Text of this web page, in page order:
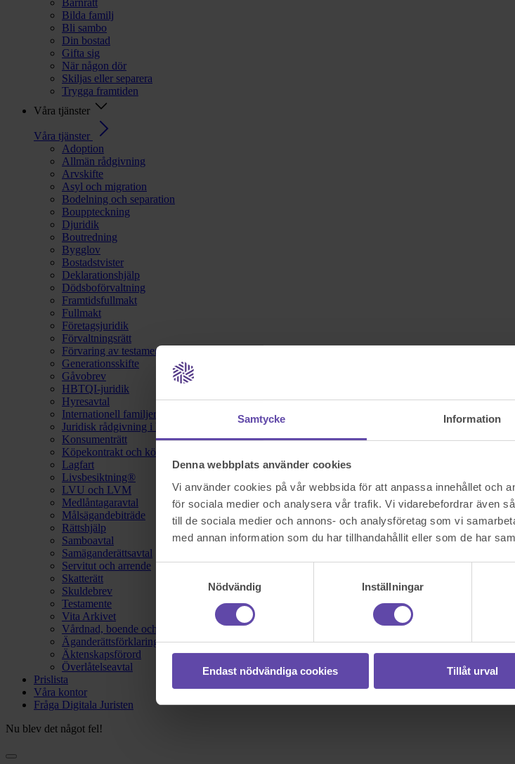
Samtycke Information
Denna webbplats använder cookies
Vi använder cookies på vår webbsida för att anpassa innehållet och
för sociala medier och analysera vår trafik. Vi vidarebefordrar även
till de sociala medier och annons- och analysföretag som vi
med annan information som du har tillhandahållit eller som de har
Nödvändig
Inställningar
Endast nödvändiga cookies Tillåt urval
Barnrätt
Bilda familj
Bli sambo
Din bostad
Gifta sig
När någon dör
Skiljas eller separera
Trygga framtiden
Våra tjänster
Våra tjänster
Adoption
Allmän rådgivning
Arvskifte
Asyl och migration
Bodelning och separation
Bouppteckning
Djuridik
Boutredning
Bygglov
Bostadstvister
Deklarationshjälp
Dödsboförvaltning
Framtidsfullmakt
Fullmakt
Företagsjuridik
Förvaltningsrätt
Förvaring av testamente
Generationsskifte
Gåvobrev
HBTQI-juridik
Hyresavtal
Internationell familjerätt
Juridisk rådgivning i hemförsäkring
Konsumenträtt
Köpekontrakt och köpebrev
Lagfart
Livsbesiktning®
LVU och LVM
Medlåntagaravtal
Målsägandebiträde
Rättshjälp
Samboavtal
Samäganderättsavtal
Servitut och arrende
Skatterätt
Skuldebrev
Testamente
Vita Arkivet
Vårdnad, boende och umgänge
Äganderättsförklaring
Äktenskapsförord
Överlåtelseavtal
Prislista
Våra kontor
Fråga Digitala Juristen
Nu blev det något fel!